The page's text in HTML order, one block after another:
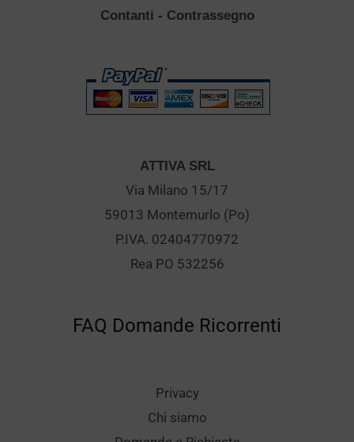
Contanti - Contrassegno
ATTIVA SRL
Via Milano 15/17
59013 Montemurlo (Po)
P.IVA. 02404770972
Rea PO 532256
FAQ Domande Ricorrenti
Privacy
Chi siamo